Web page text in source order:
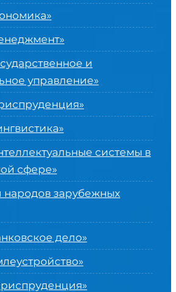
и
управление»
системы в
сфере»
народов зарубежных
дело»